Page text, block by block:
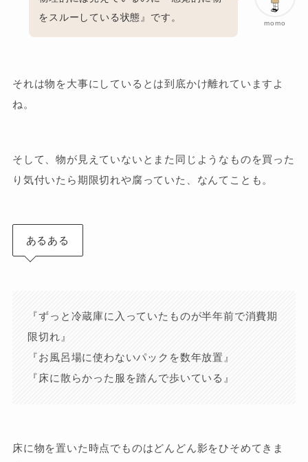
momo
をスルーしている状態』です。
それは物を大事にしているとは到底かけ離れていますよ
ね。
そして、物が見えていないとまた同じようなものを買った
り気付いたら期限切れや腐っていた、なんてことも。
あるある
『ずっと冷蔵庫に入っていたものが半年前で消費期
限切れ』
『お風呂場に使わないパックを数年放置』
『床に散らかった服を踏んで歩いている』
床に物を置いた時点でものはどんどん影をひそめてきま